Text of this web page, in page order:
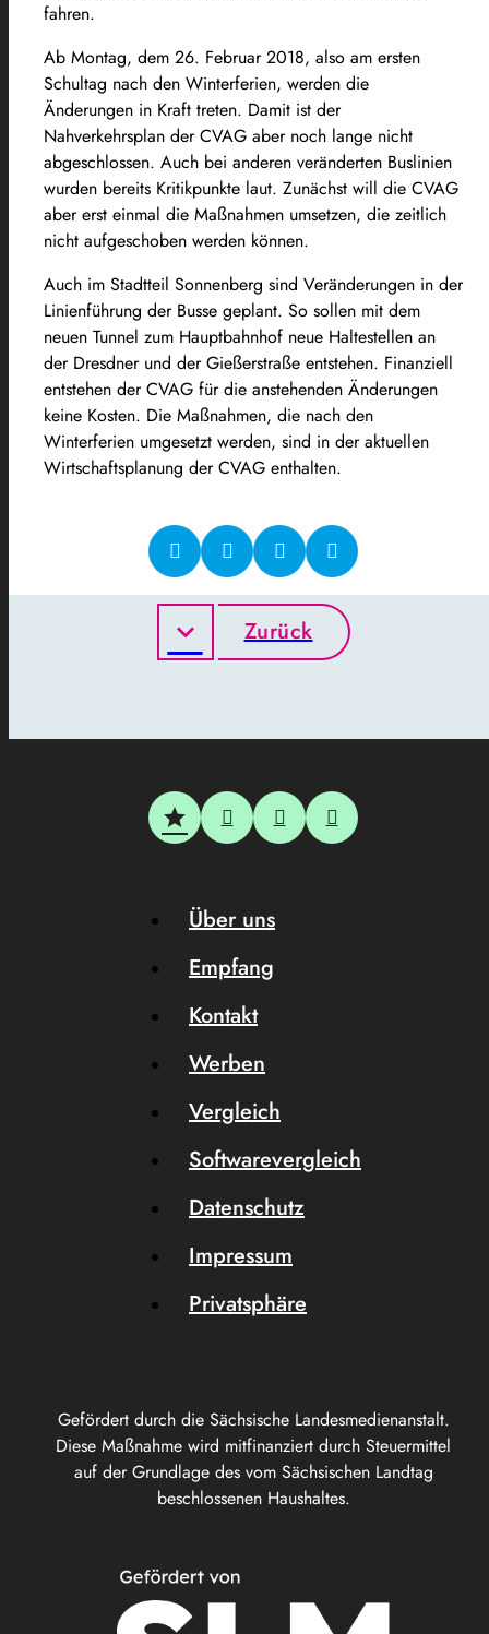
fahren.
Ab Montag, dem 26. Februar 2018, also am ersten
Schultag nach den Winterferien, werden die
Änderungen in Kraft treten. Damit ist der
Nahverkehrsplan der CVAG aber noch lange nicht
abgeschlossen. Auch bei anderen veränderten Buslinien
wurden bereits Kritikpunkte laut. Zunächst will die CVAG
aber erst einmal die Maßnahmen umsetzen, die zeitlich
nicht aufgeschoben werden können.
Auch im Stadtteil Sonnenberg sind Veränderungen in der
Linienführung der Busse geplant. So sollen mit dem
neuen Tunnel zum Hauptbahnhof neue Haltestellen an
der Dresdner und der Gießerstraße entstehen. Finanziell
entstehen der CVAG für die anstehenden Änderungen
keine Kosten. Die Maßnahmen, die nach den
Winterferien umgesetzt werden, sind in der aktuellen
Wirtschaftsplanung der CVAG enthalten.
Zurück
Gefördert durch die Sächsische Landesmedienanstalt.
Diese Maßnahme wird mitfinanziert durch Steuermittel
auf der Grundlage des vom Sächsischen Landtag
beschlossenen Haushaltes.
Über uns
Empfang
Kontakt
Werben
Vergleich
Softwarevergleich
Datenschutz
Impressum
Privatsphäre